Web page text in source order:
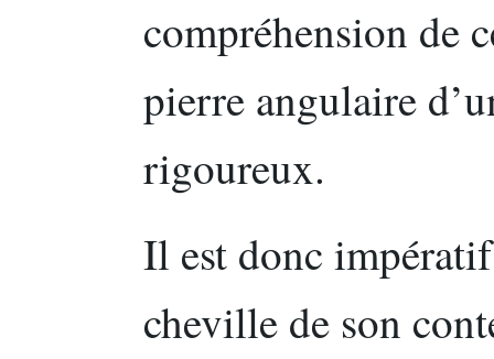
compréhension de
pierre angulaire
rigoureux.
Il est donc
cheville de son